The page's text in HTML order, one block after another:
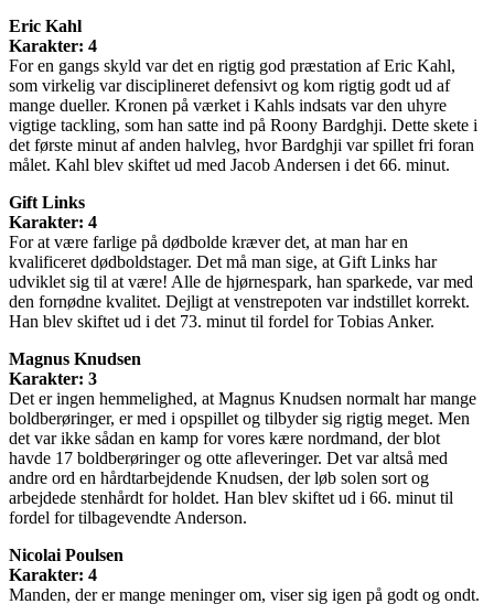
Eric Kahl
Karakter: 4
For en gangs skyld var det en rigtig god præstation af Eric Kahl,
som virkelig var disciplineret defensivt og kom rigtig godt ud af
mange dueller. Kronen på værket i Kahls indsats var den uhyre
vigtige tackling, som han satte ind på Roony Bardghji. Dette skete i
det første minut af anden halvleg, hvor Bardghji var spillet fri foran
målet. Kahl blev skiftet ud med Jacob Andersen i det 66. minut.
Gift Links
Karakter: 4
For at være farlige på dødbolde kræver det, at man har en
kvalificeret dødboldstager. Det må man sige, at Gift Links har
udviklet sig til at være! Alle de hjørnespark, han sparkede, var med
den fornødne kvalitet. Dejligt at venstrepoten var indstillet korrekt.
Han blev skiftet ud i det 73. minut til fordel for Tobias Anker.
Magnus Knudsen
Karakter: 3
Det er ingen hemmelighed, at Magnus Knudsen normalt har mange
boldberøringer, er med i opspillet og tilbyder sig rigtig meget. Men
det var ikke sådan en kamp for vores kære nordmand, der blot
havde 17 boldberøringer og otte afleveringer. Det var altså med
andre ord en hårdtarbejdende Knudsen, der løb solen sort og
arbejdede stenhårdt for holdet. Han blev skiftet ud i 66. minut til
fordel for tilbagevendte Anderson.
Nicolai Poulsen
Karakter: 4
Manden, der er mange meninger om, viser sig igen på godt og ondt.